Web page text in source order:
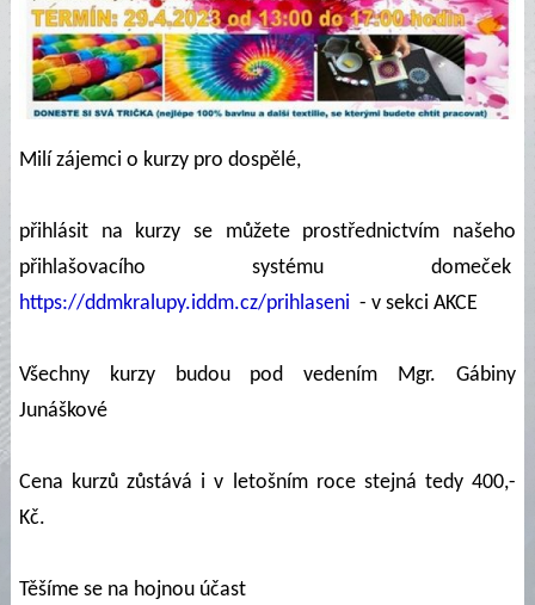
Milí zájemci o kurzy pro dospělé,
přihlásit na kurzy se můžete prostřednictvím našeho
přihlašovacího systému domeček
https://ddmkralupy.iddm.cz/prihlaseni - v sekci AKCE
Všechny kurzy budou pod vedením Mgr. Gábiny
Junáškové
Cena kurzů zůstává i v letošním roce stejná tedy 400,-
Kč.
Těšíme se na hojnou účast